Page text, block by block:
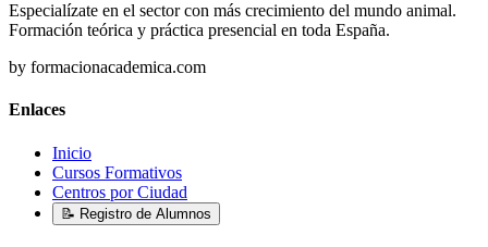
Especialízate en el sector con más crecimiento del mundo animal.
Formación teórica y práctica presencial en toda España.
by formacionacademica.com
Enlaces
Inicio
Cursos Formativos
Centros por Ciudad
📝 Registro de Alumnos